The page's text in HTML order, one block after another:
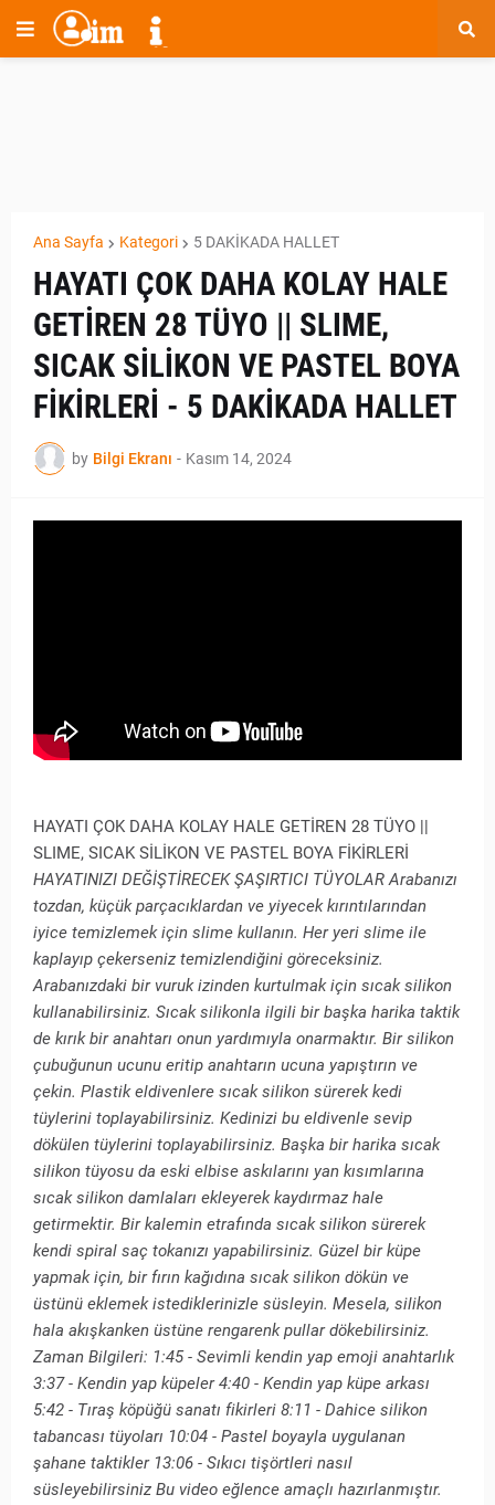
Ana Sayfa Kategori 5 DAKİKADA HALLET
HAYATI ÇOK DAHA KOLAY HALE
GETİREN 28 TÜYO || SLIME,
SICAK SİLİKON VE PASTEL BOYA
FİKİRLERİ - 5 DAKİKADA HALLET
by Bilgi Ekranı - Kasım 14, 2024
HAYATI ÇOK DAHA KOLAY HALE GETİREN 28 TÜYO ||
SLIME, SICAK SİLİKON VE PASTEL BOYA FİKİRLERİ
HAYATINIZI DEĞİŞTİRECEK ŞAŞIRTICI TÜYOLAR Arabanızı
tozdan, küçük parçacıklardan ve yiyecek kırıntılarından
iyice temizlemek için slime kullanın. Her yeri slime ile
kaplayıp çekerseniz temizlendiğini göreceksiniz.
Arabanızdaki bir vuruk izinden kurtulmak için sıcak silikon
kullanabilirsiniz. Sıcak silikonla ilgili bir başka harika taktik
de kırık bir anahtarı onun yardımıyla onarmaktır. Bir silikon
çubuğunun ucunu eritip anahtarın ucuna yapıştırın ve
çekin. Plastik eldivenlere sıcak silikon sürerek kedi
tüylerini toplayabilirsiniz. Kedinizi bu eldivenle sevip
dökülen tüylerini toplayabilirsiniz. Başka bir harika sıcak
silikon tüyosu da eski elbise askılarını yan kısımlarına
sıcak silikon damlaları ekleyerek kaydırmaz hale
getirmektir. Bir kalemin etrafında sıcak silikon sürerek
kendi spiral saç tokanızı yapabilirsiniz. Güzel bir küpe
yapmak için, bir fırın kağıdına sıcak silikon dökün ve
üstünü eklemek istediklerinizle süsleyin. Mesela, silikon
hala akışkanken üstüne rengarenk pullar dökebilirsiniz.
Zaman Bilgileri: 1:45 - Sevimli kendin yap emoji anahtarlık
3:37 - Kendin yap küpeler 4:40 - Kendin yap küpe arkası
5:42 - Tıraş köpüğü sanatı fikirleri 8:11 - Dahice silikon
tabancası tüyoları 10:04 - Pastel boyayla uygulanan
şahane taktikler 13:06 - Sıkıcı tişörtleri nasıl
süsleyebilirsiniz Bu video eğlence amaçlı hazırlanmıştır.